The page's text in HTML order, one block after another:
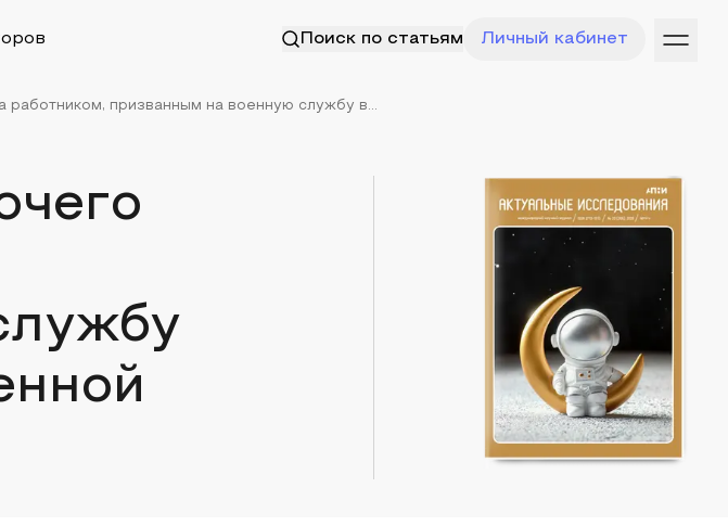
Поиск по статьям Личный кабинет
работником, призванным на военную службу в...